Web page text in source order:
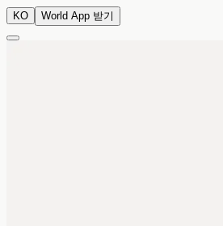
KO World App 받기